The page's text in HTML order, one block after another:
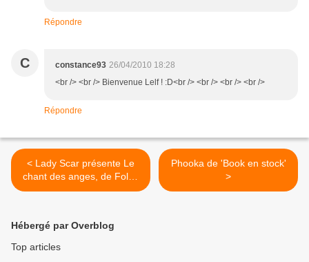
Répondre
C constance93 26/04/2010 18:28
<br /> <br /> Bienvenue Lelf ! :D<br /> <br /> <br /> <br />
Répondre
< Lady Scar présente Le
chant des anges, de Folco
Chevallier
Phooka de 'Book en stock'
>
Hébergé par Overblog
Top articles